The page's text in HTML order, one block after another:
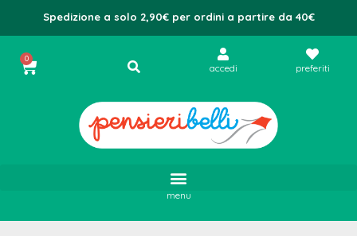
Spedizione a solo 2,90€ per ordini a partire da 40€
0
accedi preferiti
menu